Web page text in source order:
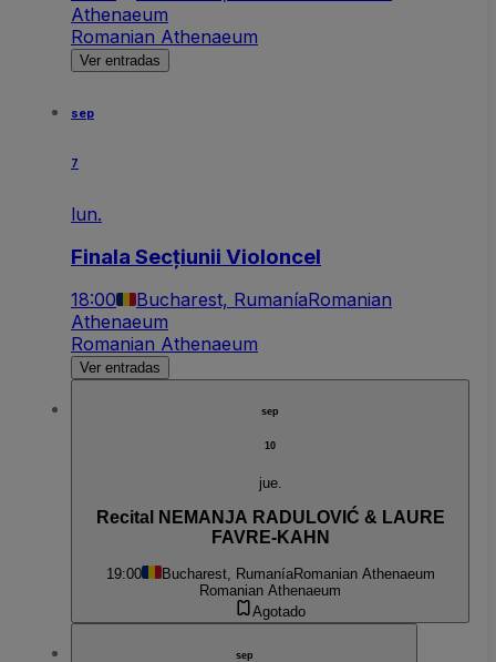
Athenaeum
Romanian Athenaeum
Ver entradas
sep
7
lun.
Finala Secțiunii Violoncel
18:00 Bucharest, RumaníaRomanian
Athenaeum
Romanian Athenaeum
Ver entradas
sep
10
jue.
Recital NEMANJA RADULOVIĆ & LAURE
FAVRE-KAHN
19:00 Bucharest, RumaníaRomanian Athenaeum
Romanian Athenaeum
Agotado
sep